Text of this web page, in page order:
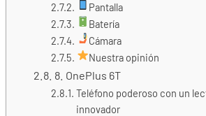
Pantalla
Batería
Cámara
Nuestra opinión
8. OnePlus 6T
Teléfono poderoso con un
innovador